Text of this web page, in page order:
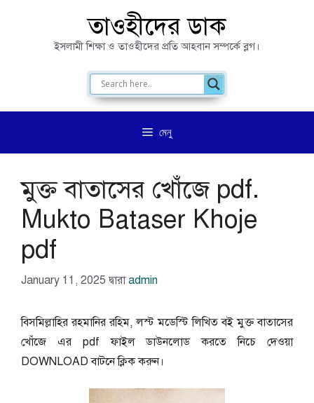
তাওহীদের ডাক
ইসলামী শিক্ষা ও তাওহীদের প্রতি আহবান সম্পর্কে ব্লগ।
মেনু
মুক্ত বাতাসের খোঁজে pdf.
Mukto Bataser Khoje
pdf
January 11, 2025 দ্বারাadmin
বিসমিল্লাহির রহমানির রহিম, লস্ট মডেস্টি লিখিত বই মুক্ত বাতাসের
খোঁজে এর pdf ফাইল ডাউনলোড করতে নিচে দেওয়া
DOWNLOAD বাটনে ক্লিক করুন।